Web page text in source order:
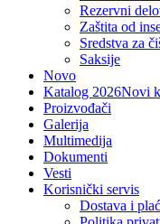
Rezervni
Zaštita od
Sredstva za
Saksije
Novo
Katalog 2026Novi
Proizvođači
Galerija
Multimedija
Dokumenti
Vesti
Korisnički servis
Dostava i